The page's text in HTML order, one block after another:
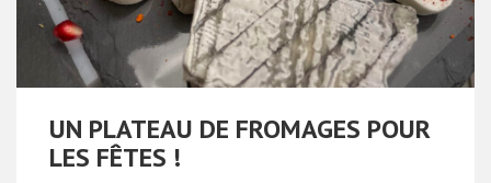
UN PLATEAU DE FROMAGES POUR
LES FÊTES !